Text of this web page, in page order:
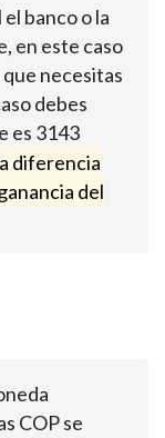
banco o la
en este caso
que necesitas
debes
es 3143
diferencia
del
COP se